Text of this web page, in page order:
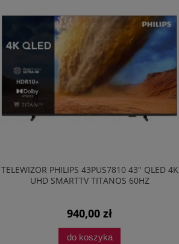
TELEWIZOR PHILIPS 43PUS7810 43" QLED 4K
UHD SMARTTV TITANOS 60HZ
940,00 zł
do koszyka